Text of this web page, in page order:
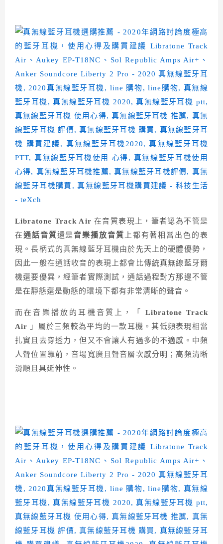
Libratone Track Air 在音質表現上，筆者認為不管是
在通話音質還是音樂播放音質 上都有著相當出色的表
現。長柄式的真無線藍牙耳機由於先天上的硬體優勢，
因此一般在通話收音的表現上都會比傳統真無線藍牙爾
機還要優異，經筆者實際測試，通話過程對方那邊不管
是在靜態還是動態的環境下都有非常清晰的聲音。
而在音樂播放的耳機音質上，「Libratone Track
Air
」屬於三頻較為平均的一款耳機。其低頻表現相當
扎實且去穿透力，但又不會讓人有過多的不適感。中頻
人聲位置靠前，音場寬廣且聲音層次感分明；高頻清晰
滑順且具延伸性。